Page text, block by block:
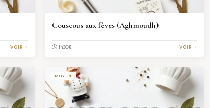
VOIR
Couscous aux fèves (Aghmoudh)
1h30€ VOIR
MOYEN